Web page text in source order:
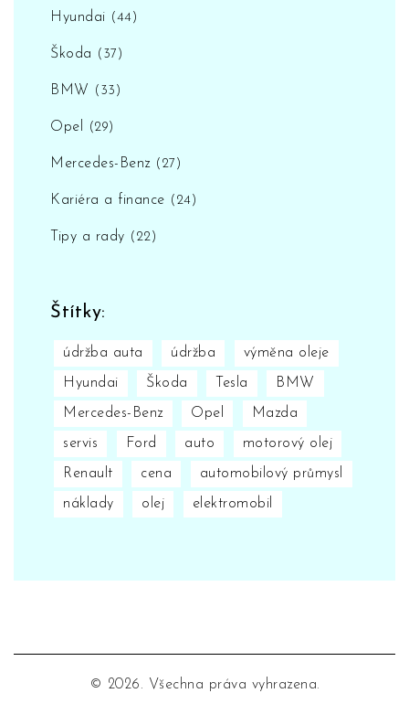
Hyundai (44)
Škoda (37)
BMW (33)
Opel (29)
Mercedes-Benz (27)
Kariéra a finance (24)
Tipy a rady (22)
Štítky:
údržba auta údržba výměna oleje
Hyundai Škoda Tesla BMW
Mercedes-Benz Opel Mazda
servis Ford auto motorový olej
Renault cena automobilový průmysl
náklady olej elektromobil
© 2026. Všechna práva vyhrazena.